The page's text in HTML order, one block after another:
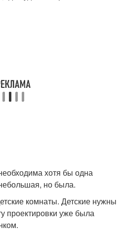
хотя бы одна
но была.
комнаты. Детские нужны
проектировки уже была